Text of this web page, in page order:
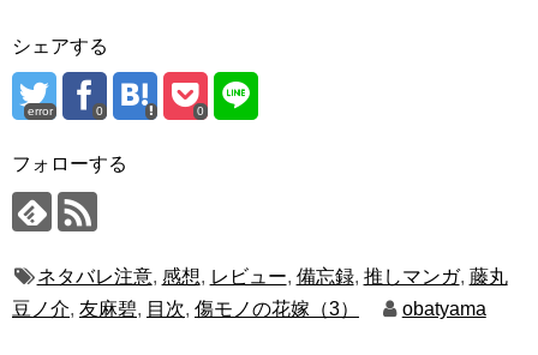
シェアする
error 0 0
フォローする
ネタバレ注意, 感想, レビュー, 備忘録, 推しマンガ, 藤丸
豆ノ介, 友麻碧, 目次, 傷モノの花嫁（3） obatyama